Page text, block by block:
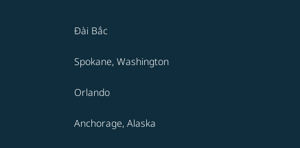
Đài Bắc
Spokane, Washington
Orlando
Anchorage, Alaska